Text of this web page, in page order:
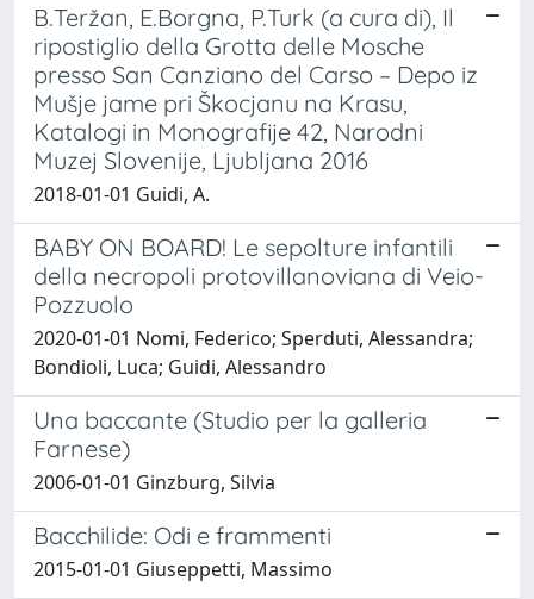
B.Teržan, E.Borgna, P.Turk (a cura di), Il
ripostiglio della Grotta delle Mosche
presso San Canziano del Carso – Depo iz
Mušje jame pri Škocjanu na Krasu,
Katalogi in Monografije 42, Narodni
Muzej Slovenije, Ljubljana 2016
2018-01-01 Guidi, A.
BABY ON BOARD! Le sepolture infantili
della necropoli protovillanoviana di Veio-
Pozzuolo
2020-01-01 Nomi, Federico; Sperduti, Alessandra;
Bondioli, Luca; Guidi, Alessandro
Una baccante (Studio per la galleria
Farnese)
2006-01-01 Ginzburg, Silvia
Bacchilide: Odi e frammenti
2015-01-01 Giuseppetti, Massimo